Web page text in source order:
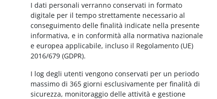
I dati personali verranno conservati in formato
digitale per il tempo strettamente necessario al
conseguimento delle finalità indicate nella presente
informativa, e in conformità alla normativa nazionale
e europea applicabile, incluso il Regolamento (UE)
2016/679 (GDPR).
I log degli utenti vengono conservati per un periodo
massimo di 365 giorni esclusivamente per finalità di
sicurezza, monitoraggio delle attività e gestione